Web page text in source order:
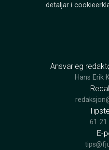
detaljar i
Ansvarleg
Hans Erik
61 21
E-